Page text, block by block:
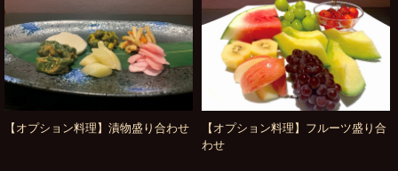
【オプション料理】漬物盛り合わせ
【オプション料理】フルーツ盛り合
わせ